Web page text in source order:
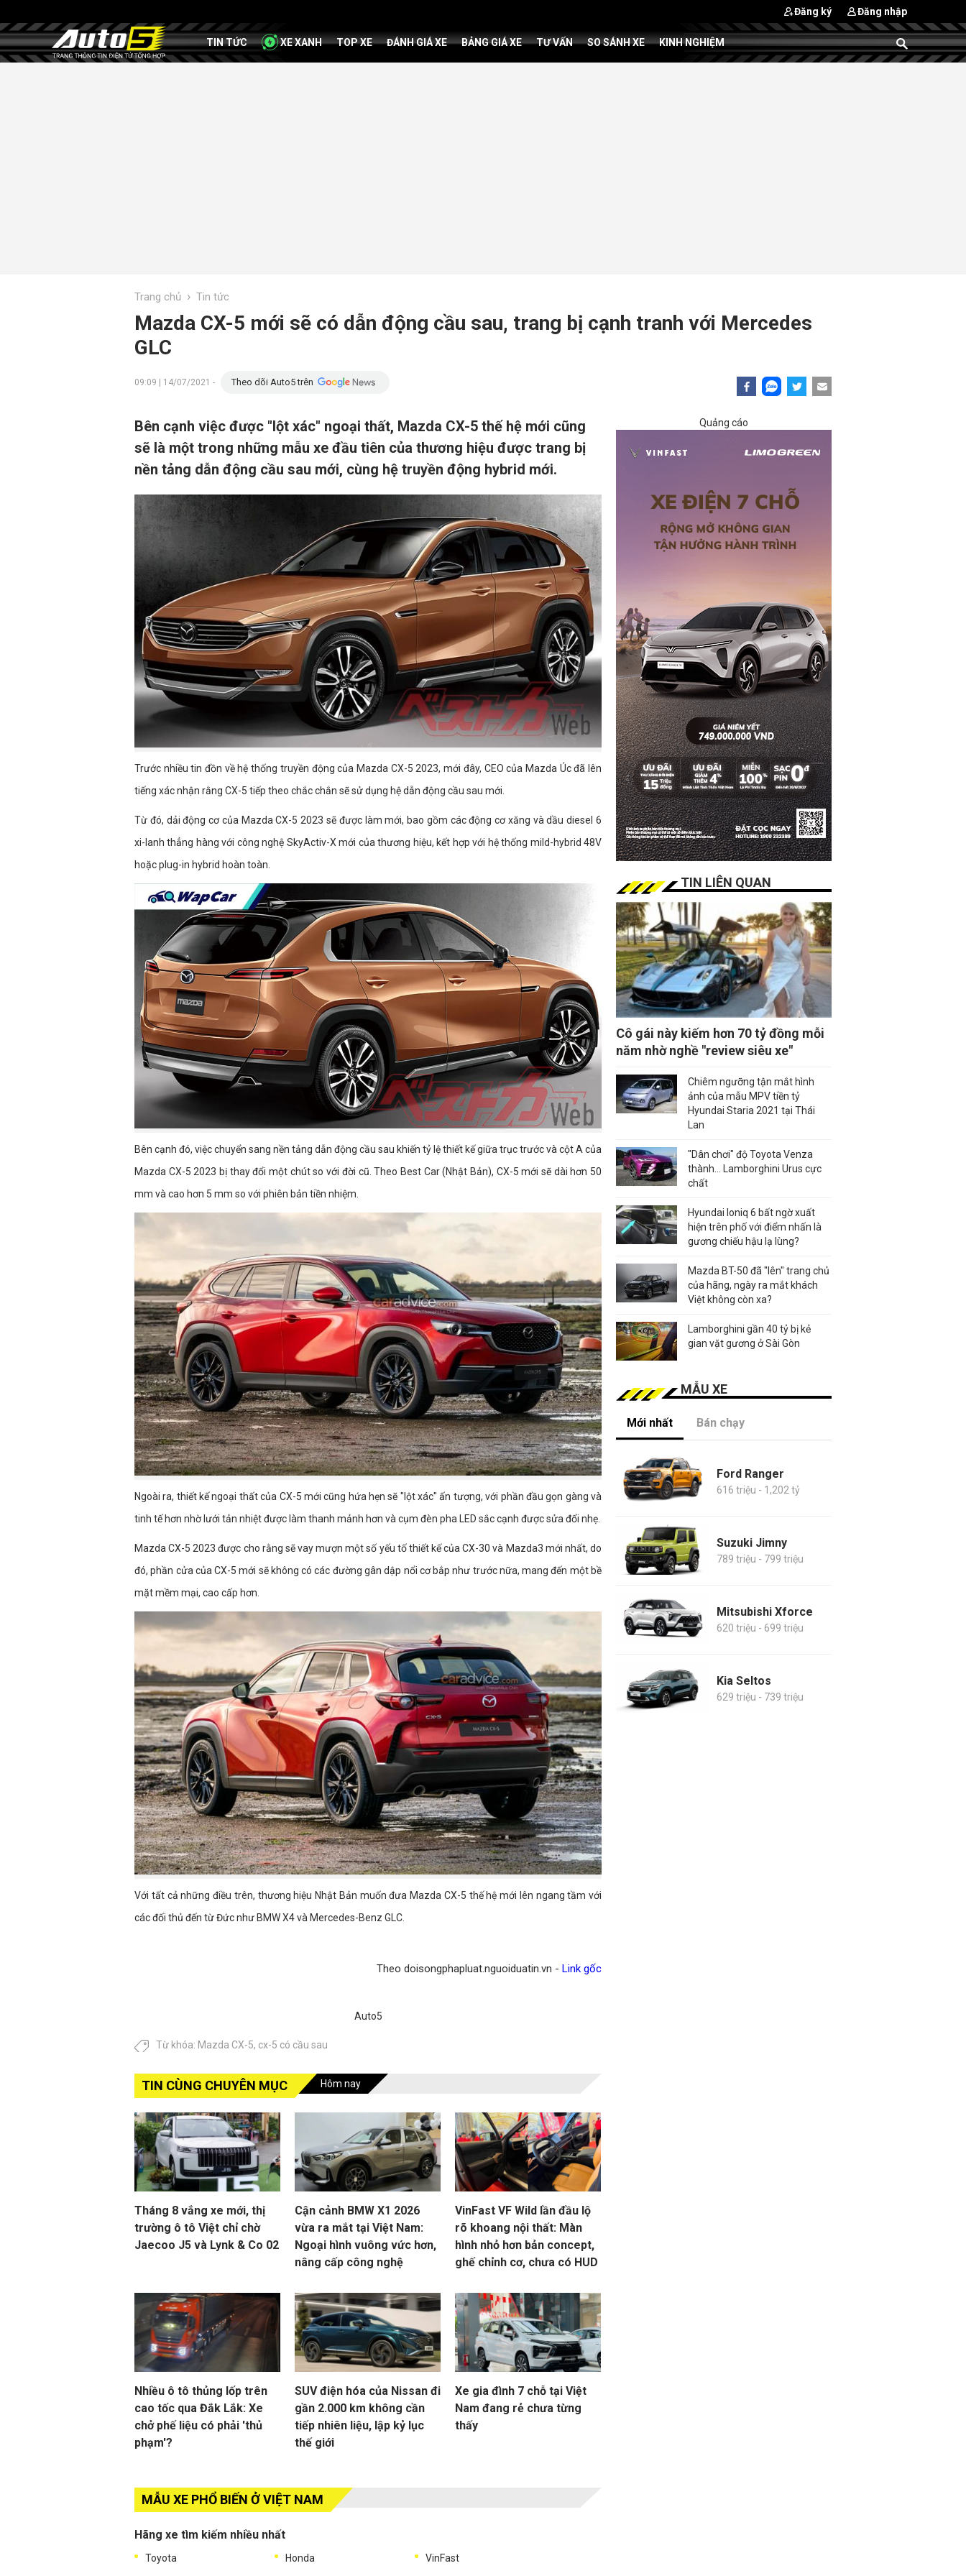
Đăng ký Đăng nhập
TIN TỨC XE XANH TOP XE ĐÁNH GIÁ XE BẢNG GIÁ XE TƯ VẤN SO SÁNH XE KINH NGHIỆM
Trang chủ › Tin tức
Mazda CX-5 mới sẽ có dẫn động cầu sau, trang bị cạnh tranh với Mercedes
GLC
09:09 | 14/07/2021 - Theo dõi Auto5 trên
Bên cạnh việc được "lột xác" ngoại thất, Mazda CX-5 thế hệ mới cũng
sẽ là một trong những mẫu xe đầu tiên của thương hiệu được trang bị
nền tảng dẫn động cầu sau mới, cùng hệ truyền động hybrid mới.
Trước nhiều tin đồn về hệ thống truyền động của Mazda CX-5 2023, mới đây, CEO của Mazda Úc đã lên
tiếng xác nhận rằng CX-5 tiếp theo chắc chắn sẽ sử dụng hệ dẫn động cầu sau mới.
Từ đó, dải động cơ của Mazda CX-5 2023 sẽ được làm mới, bao gồm các động cơ xăng và dầu diesel 6
xi-lanh thẳng hàng với công nghệ SkyActiv-X mới của thương hiệu, kết hợp với hệ thống mild-hybrid 48V
hoặc plug-in hybrid hoàn toàn.
Bên cạnh đó, việc chuyển sang nền tảng dẫn động cầu sau khiến tỷ lệ thiết kế giữa trục trước và cột A của
Mazda CX-5 2023 bị thay đổi một chút so với đời cũ. Theo Best Car (Nhật Bản), CX-5 mới sẽ dài hơn 50
mm và cao hơn 5 mm so với phiên bản tiền nhiệm.
Ngoài ra, thiết kế ngoại thất của CX-5 mới cũng hứa hẹn sẽ "lột xác" ấn tượng, với phần đầu gọn gàng và
tinh tế hơn nhờ lưới tản nhiệt được làm thanh mảnh hơn và cụm đèn pha LED sắc cạnh được sửa đổi nhẹ.
Mazda CX-5 2023 được cho rằng sẽ vay mượn một số yếu tố thiết kế của CX-30 và Mazda3 mới nhất, do
đó, phần cửa của CX-5 mới sẽ không có các đường gân dập nổi cơ bắp như trước nữa, mang đến một bề
mặt mềm mại, cao cấp hơn.
Với tất cả những điều trên, thương hiệu Nhật Bản muốn đưa Mazda CX-5 thế hệ mới lên ngang tầm với
các đối thủ đến từ Đức như BMW X4 và Mercedes-Benz GLC.
Theo doisongphapluat.nguoiduatin.vn - Link gốc
Auto5
Từ khóa: Mazda CX-5, cx-5 có cầu sau
TIN CÙNG CHUYÊN MỤC Hôm nay
Tháng 8 vắng xe mới, thị
trường ô tô Việt chỉ chờ
Jaecoo J5 và Lynk & Co 02
Cận cảnh BMW X1 2026
vừa ra mắt tại Việt Nam:
Ngoại hình vuông vức hơn,
nâng cấp công nghệ
VinFast VF Wild lần đầu lộ
rõ khoang nội thất: Màn
hình nhỏ hơn bản concept,
ghế chỉnh cơ, chưa có HUD
Nhiều ô tô thủng lốp trên
cao tốc qua Đắk Lắk: Xe
chở phế liệu có phải 'thủ
phạm'?
SUV điện hóa của Nissan đi
gần 2.000 km không cần
tiếp nhiên liệu, lập kỷ lục
thế giới
Xe gia đình 7 chỗ tại Việt
Nam đang rẻ chưa từng
thấy
MẪU XE PHỔ BIẾN Ở VIỆT NAM
Hãng xe tìm kiếm nhiều nhất
Toyota Honda VinFast
Quảng cáo
TIN LIÊN QUAN
Cô gái này kiếm hơn 70 tỷ đồng mỗi
năm nhờ nghề "review siêu xe"
Chiêm ngưỡng tận mắt hình
ảnh của mẫu MPV tiền tỷ
Hyundai Staria 2021 tại Thái
Lan
"Dân chơi" độ Toyota Venza
thành... Lamborghini Urus cực
chất
Hyundai Ioniq 6 bất ngờ xuất
hiện trên phố với điểm nhấn là
gương chiếu hậu lạ lùng?
Mazda BT-50 đã "lên" trang chủ
của hãng, ngày ra mắt khách
Việt không còn xa?
Lamborghini gần 40 tỷ bị kẻ
gian vặt gương ở Sài Gòn
MẪU XE
Mới nhất Bán chạy
Ford Ranger
616 triệu - 1,202 tỷ
Suzuki Jimny
789 triệu - 799 triệu
Mitsubishi Xforce
620 triệu - 699 triệu
Kia Seltos
629 triệu - 739 triệu